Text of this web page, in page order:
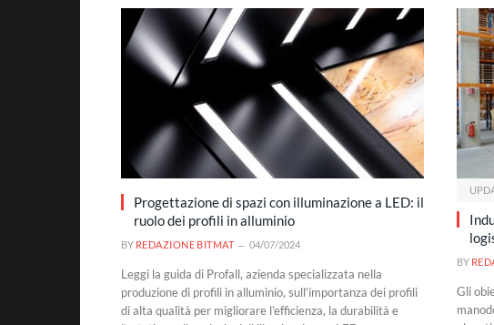
Progettazione di spazi con illuminazione a LED: il
ruolo dei profili in alluminio
BY REDAZIONE BITMAT 04/07/2024
Leggi la guida di Profall, azienda specializzata nella
produzione di profili in alluminio, sull’importanza dei profili
di alta qualità per migliorare l’efficienza, la durabilità e
BY
Gli